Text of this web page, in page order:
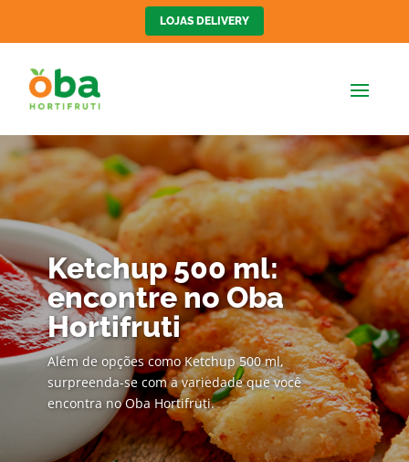
LOJAS DELIVERY
Ketchup 500 ml:
encontre no Oba
Hortifruti
Além de opções como Ketchup 500 ml,
surpreenda-se com a variedade que você
encontra no Oba Hortifruti.